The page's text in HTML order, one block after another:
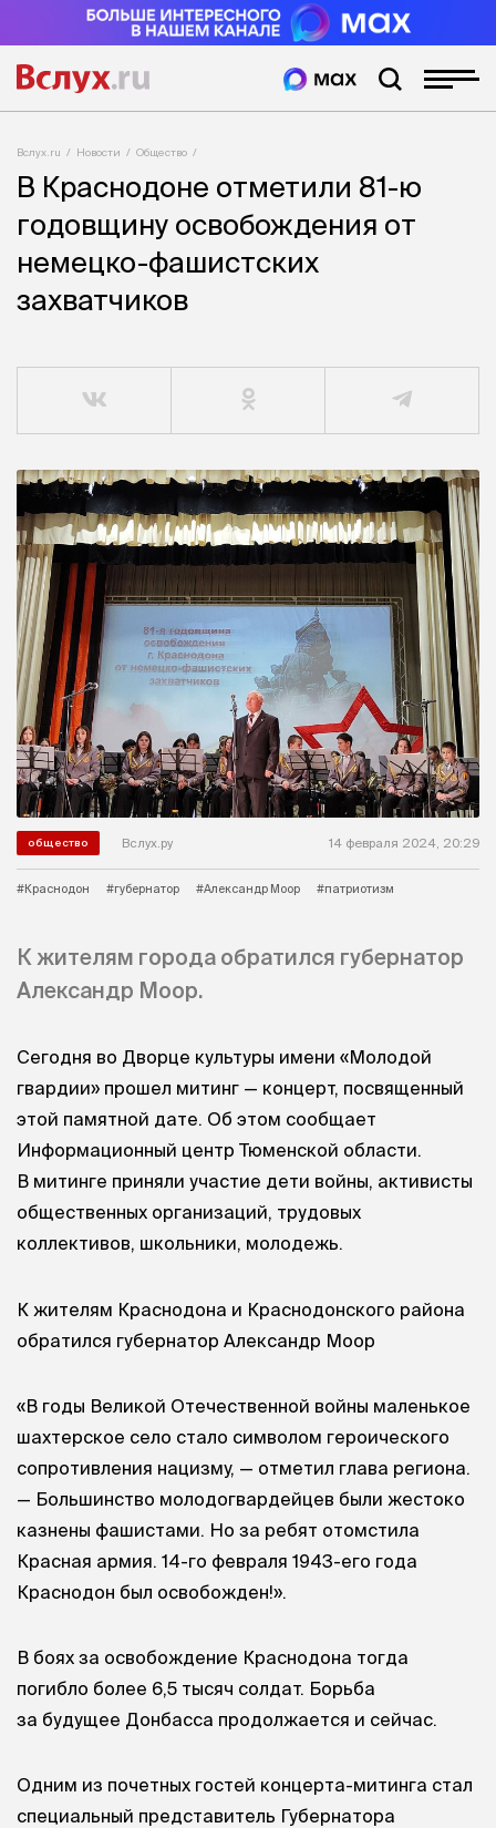
Вслух.ru Новости Общество
В Краснодоне отметили 81-ю
годовщину освобождения от
немецко-фашистских
захватчиков
общество Вслух.ру 14 февраля 2024, 20:29
#Краснодон #губернатор #Александр Моор #патриотизм
К жителям города обратился губернатор
Александр Моор.
Сегодня во Дворце культуры имени «Молодой
гвардии» прошел митинг — концерт, посвященный
этой памятной дате. Об этом сообщает
Информационный центр Тюменской области.
В митинге приняли участие дети войны, активисты
общественных организаций, трудовых
коллективов, школьники, молодежь.
К жителям Краснодона и Краснодонского района
обратился губернатор Александр Моор
«В годы Великой Отечественной войны маленькое
шахтерское село стало символом героического
сопротивления нацизму, — отметил глава региона.
— Большинство молодогвардейцев были жестоко
казнены фашистами. Но за ребят отомстила
Красная армия. 14-го февраля 1943-его года
Краснодон был освобожден!».
В боях за освобождение Краснодона тогда
погибло более 6,5 тысяч солдат. Борьба
за будущее Донбасса продолжается и сейчас.
Одним из почетных гостей концерта-митинга стал
специальный представитель Губернатора